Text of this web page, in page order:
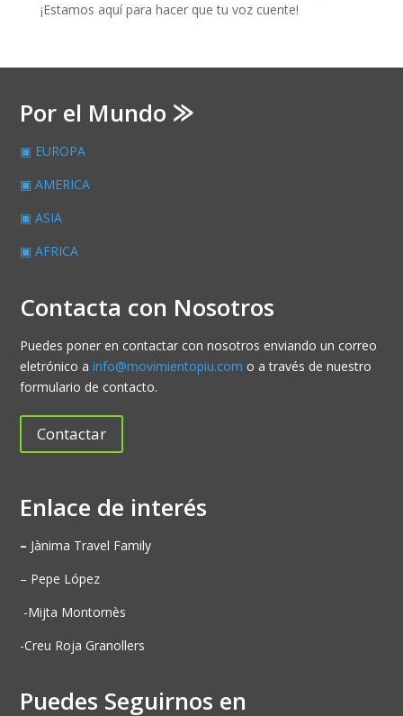
¡Estamos aquí para hacer que tu voz cuente!
Por el Mundo ⨠
▣ EUROPA
▣ AMERICA
▣ ASIA
▣ AFRICA
Contacta con Nosotros
Puedes poner en contactar con nosotros enviando un correo
eletrónico ainfo@movimientopiu.com o a través de nuestro
formulario de contacto.
Contactar
Enlace de interés
– Jànima Travel Family
– Pepe López
-Mijta Montornès
-Creu Roja Granollers
Puedes Seguirnos en